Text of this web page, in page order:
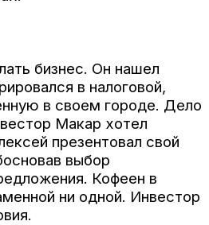
бизнес. Он нашел
в налоговой,
в своем городе. Дело
Макар хотел
презентовал свой
выбор
Кофеен в
ни одной. Инвестор